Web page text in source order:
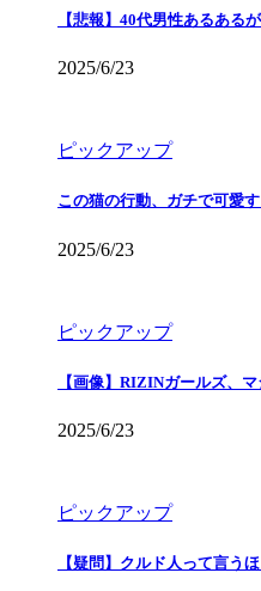
【悲報】40代男性あるある
2025/6/23
ピックアップ
この猫の行動、ガチで可愛
2025/6/23
ピックアップ
【画像】RIZINガールズ、
2025/6/23
ピックアップ
【疑問】クルド人って言う